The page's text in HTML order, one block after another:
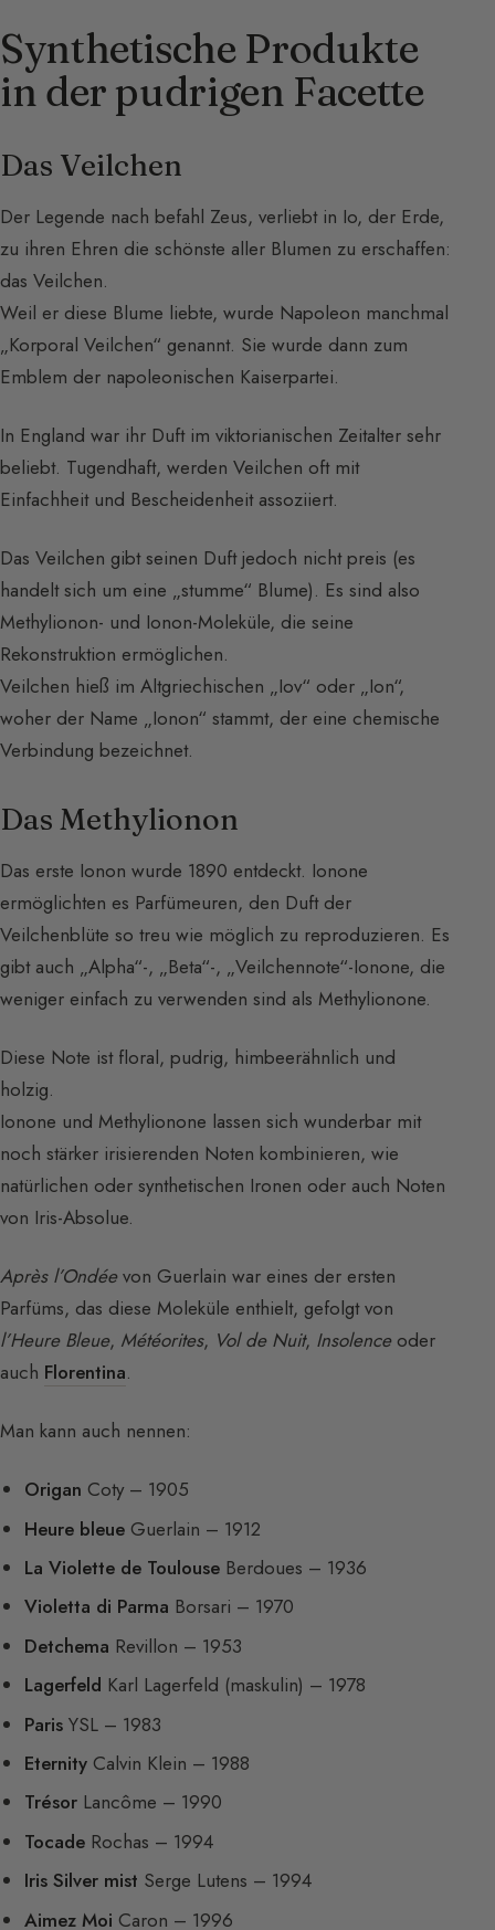
Synthetische Produkte
in der pudrigen Facette
Das Veilchen
Der Legende nach befahl Zeus, verliebt in Io, der Erde,
zu ihren Ehren die schönste aller Blumen zu erschaffen:
das Veilchen.
Weil er diese Blume liebte, wurde Napoleon manchmal
„Korporal Veilchen“ genannt. Sie wurde dann zum
Emblem der napoleonischen Kaiserpartei.
In England war ihr Duft im viktorianischen Zeitalter sehr
beliebt. Tugendhaft, werden Veilchen oft mit
Einfachheit und Bescheidenheit assoziiert.
Das Veilchen gibt seinen Duft jedoch nicht preis (es
handelt sich um eine „stumme“ Blume). Es sind also
Methylionon- und Ionon-Moleküle, die seine
Rekonstruktion ermöglichen.
Veilchen hieß im Altgriechischen „Iov“ oder „Ion“,
woher der Name „Ionon“ stammt, der eine chemische
Verbindung bezeichnet.
Das Methylionon
Das erste Ionon wurde 1890 entdeckt. Ionone
ermöglichten es Parfümeuren, den Duft der
Veilchenblüte so treu wie möglich zu reproduzieren. Es
gibt auch „Alpha“-, „Beta“-, „Veilchennote“-Ionone, die
weniger einfach zu verwenden sind als Methylionone.
Diese Note ist floral, pudrig, himbeerähnlich und
holzig.
Ionone und Methylionone lassen sich wunderbar mit
noch stärker irisierenden Noten kombinieren, wie
natürlichen oder synthetischen Ironen oder auch Noten
von Iris-Absolue.
Après l’Ondéevon Guerlain war eines der ersten
Parfüms, das diese Moleküle enthielt, gefolgt von
l’Heure Bleue, Météorites, Vol de Nuit, Insolenceoder
auch Florentina.
Man kann auch nennen:
Origan Coty – 1905
Heure bleue Guerlain – 1912
La Violette de Toulouse Berdoues – 1936
Violetta di Parma Borsari – 1970
Detchema Revillon – 1953
Lagerfeld Karl Lagerfeld (maskulin) – 1978
Paris YSL – 1983
Eternity Calvin Klein – 1988
Trésor Lancôme – 1990
Tocade Rochas – 1994
Iris Silver mist Serge Lutens – 1994
Aimez Moi Caron – 1996